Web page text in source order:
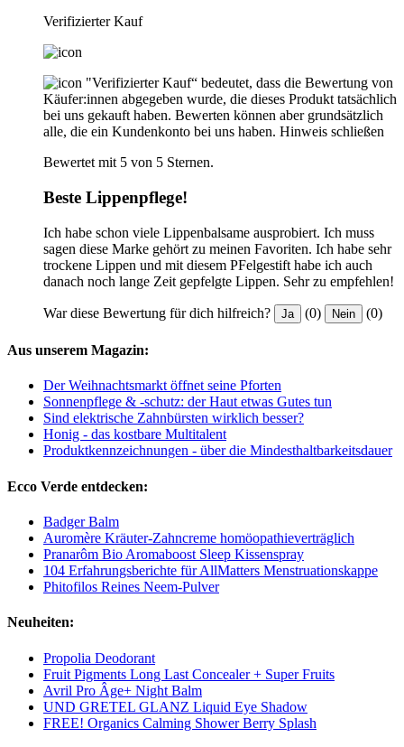
Verifizierter Kauf
"Verifizierter Kauf“ bedeutet, dass die Bewertung von
Käufer:innen abgegeben wurde, die dieses Produkt tatsächlich
bei uns gekauft haben. Bewerten können aber grundsätzlich
alle, die ein Kundenkonto bei uns haben. Hinweis schließen
Bewertet mit 5 von 5 Sternen.
Beste Lippenpflege!
Ich habe schon viele Lippenbalsame ausprobiert. Ich muss
sagen diese Marke gehört zu meinen Favoriten. Ich habe sehr
trockene Lippen und mit diesem PFelgestift habe ich auch
danach noch lange Zeit gepfelgte Lippen. Sehr zu empfehlen!
War diese Bewertung für dich hilfreich? Ja (0) Nein (0)
Aus unserem Magazin:
Der Weihnachtsmarkt öffnet seine Pforten
Sonnenpflege & -schutz: der Haut etwas Gutes tun
Sind elektrische Zahnbürsten wirklich besser?
Honig - das kostbare Multitalent
Produktkennzeichnungen - über die Mindesthaltbarkeitsdauer
Ecco Verde entdecken:
Badger Balm
Auromère Kräuter-Zahncreme homöopathieverträglich
Pranarôm Bio Aromaboost Sleep Kissenspray
104 Erfahrungsberichte für AllMatters Menstruationskappe
Phitofilos Reines Neem-Pulver
Neuheiten:
Propolia Deodorant
Fruit Pigments Long Last Concealer + Super Fruits
Avril Pro Âge+ Night Balm
UND GRETEL GLANZ Liquid Eye Shadow
FREE! Organics Calming Shower Berry Splash